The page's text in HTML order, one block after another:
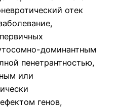
отек
доминантным
пенетрантностью,
или
генов,